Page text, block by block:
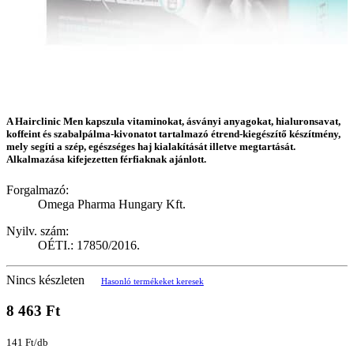
A Hairclinic Men kapszula vitaminokat, ásványi anyagokat, hialuronsavat,
koffeint és szabalpálma-kivonatot tartalmazó étrend-kiegészítő készítmény,
mely segíti a szép, egészséges haj kialakítását illetve megtartását.
Alkalmazása kifejezetten férfiaknak ajánlott.
Forgalmazó:
Omega Pharma Hungary Kft.
Nyilv. szám:
OÉTI.: 17850/2016.
Nincs készleten Hasonló termékeket keresek
8 463 Ft
141 Ft/db